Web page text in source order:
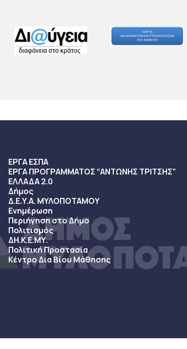
ΕΡΓΑ ΕΣΠΑ
ΕΡΓΑ ΠΡΟΓΡΑΜΜΑΤΟΣ “ΑΝΤΩΝΗΣ ΤΡΙΤΣΗΣ”
ΕΛΛΑΔΑ 2.0
Δήμος
Δ.Ε.Υ.Α. ΜΥΛΟΠΟΤΑΜΟΥ
Ενημέρωση
Περιήγηση στο Δήμο
Πολιτισμός
ΔΗ.Κ.Ε.ΜΥ.
Πολιτική Προστασία
Κέντρο Δια Βίου Μάθησης